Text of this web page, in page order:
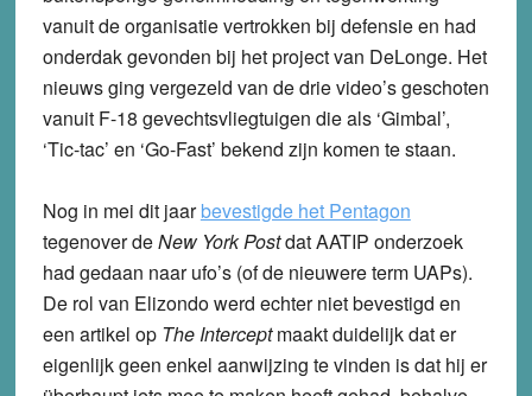
vanuit de organisatie vertrokken bij defensie en had
onderdak gevonden bij het project van DeLonge. Het
nieuws ging vergezeld van de drie video’s geschoten
vanuit F-18 gevechtsvliegtuigen die als ‘Gimbal’,
‘Tic-tac’ en ‘Go-Fast’ bekend zijn komen te staan.
Nog in mei dit jaarbevestigde het Pentagon
tegenover deNew York Postdat AATIP onderzoek
had gedaan naar ufo’s (of de nieuwere term UAPs).
De rol van Elizondo werd echter niet bevestigd en
een artikel op The Interceptmaakt duidelijk dat er
eigenlijk geen enkel aanwijzing te vinden is dat hij er